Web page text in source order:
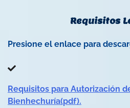
Requisitos
Presione el enlace para
Requisitos para Autorización
Bienhechuría(pdf).